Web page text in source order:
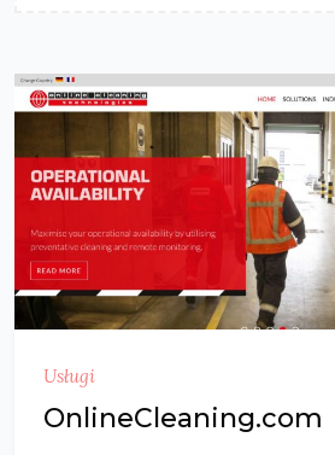
Usługi
OnlineCleaning.com